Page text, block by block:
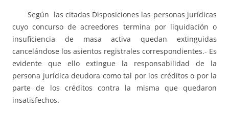
Según las citadas Disposiciones las personas jurídicas
cuyo concurso de acreedores termina por liquidación o
insuficiencia de masa activa quedan extinguidas
cancelándose los asientos registrales correspondientes.- Es
evidente que ello extingue la responsabilidad de la
persona jurídica deudora como tal por los créditos o por la
parte de los créditos contra la misma que quedaron
insatisfechos.